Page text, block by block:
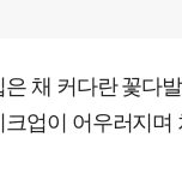
채 커다란 꽃다
업이 어우러지